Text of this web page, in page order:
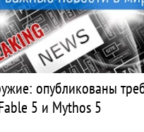
опубликованы
5 и Mythos 5